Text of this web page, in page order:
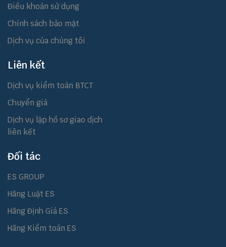
Điều khoản sử dụng
Chính sách bảo mật
Dịch vụ của chúng tôi
Liên kết
Dịch vụ kiểm toán BTCT
Chuyển giá
Dịch vụ lập hồ sơ giao dịch
liên kết
Đối tác
ES GROUP
Hãng Luật ES
Hãng Định Giá ES
Hãng Kiểm toán ES